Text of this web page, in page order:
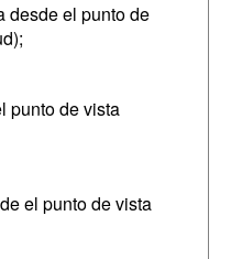
desde el punto de
punto de vista
el punto de vista